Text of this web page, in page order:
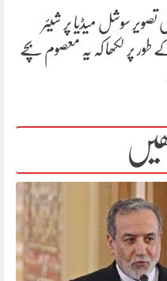
سوشل میڈیا پر شیئر
پر لکھا کہ یہ معصوم بچے